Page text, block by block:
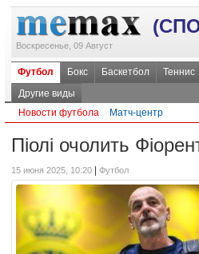
Воскресенье, 09 Август
Футбол Бокс Баскетбол Теннис
Другие виды
Новости футбола
Матч-центр
Піолі очолить
15 июня 2025, 10:20 Футбол